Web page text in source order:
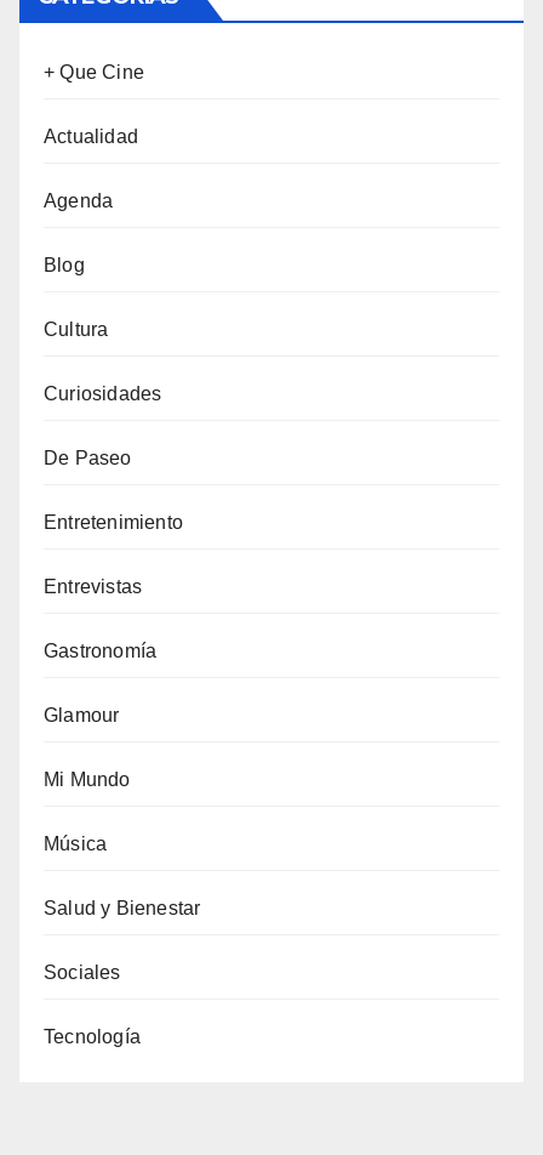
+ Que Cine
Actualidad
Agenda
Blog
Cultura
Curiosidades
De Paseo
Entretenimiento
Entrevistas
Gastronomía
Glamour
Mi Mundo
Música
Salud y Bienestar
Sociales
Tecnología